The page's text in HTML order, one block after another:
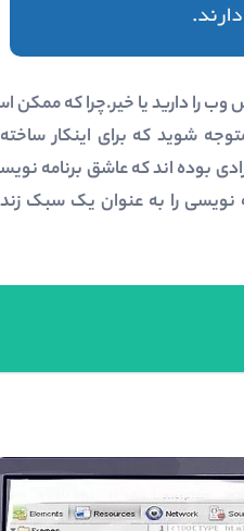
وب را دارید یا خیر.چرا که
شوید که برای اینکار
بوده اند که عاشق برنامه
نویسی را به عنوان یک سبک